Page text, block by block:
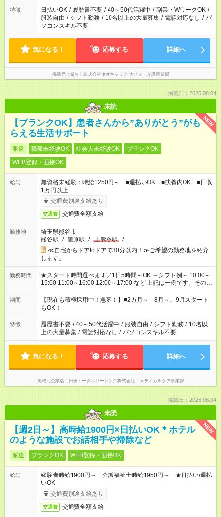
特徴 日払いOK / 履歴書不要 / 40～50代活躍中 / 副業・WワークOK /
服装自由 / シフト勤務 / 10名以上の大量募集 / 電話対応なし / パ
ソコンスキル不要
気になる！ 応募する 詳細へ
掲載元企業名 株式会社ネオキャリア ナイス！介護事業部
掲載日：2026.08.04
未読
NEW
【ブランクOK】患者さんから”ありがとう”がも
らえる生活サポート
派遣 職種未経験OK 社会人未経験OK
ブランクOK
WEB登録・面接OK
給与
無資格未経験：時給1250円～ ■週払いOK ■扶養内OK ■日収
1万円以上
交通費別途支給あり
交通費 交通費全額支給
勤務地
埼玉県熊谷市
熊谷駅 / 籠原駅 / 上熊谷駅 / …
≪自宅からドアtoドアで30分以内！≫ご希望の勤務地を紹介
します。
勤務時間
★スタート時間選べます／1日5時間～OK ～シフト例～ 10:00～
15:00 11:00～16:00 12:00～17:00 など 上記は一例です。その他
シフトもご相談ください。 ※Wワークの場合当社と合わせて法
定労働時間が週40時間を超えなければOKです。
期間
【現在も積極採用中！急募！】■2カ月～ 8月～、9月スタート
もOK！
特徴 履歴書不要 / 40～50代活躍中 / 服装自由 / シフト勤務 / 10名以
上の大量募集 / 電話対応なし / パソコンスキル不要
気になる！ 応募する 詳細へ
掲載元企業名 日研トータルソーシング株式会社 メディカルケア事業部
掲載日：2026.08.04
未読
NEW
【週2日～】高時給1900円×日払いOK＊ホテル
のような施設でお話相手や掃除など
派遣 ブランクOK WEB登録・面接OK
給与
経験者時給1900円～ 介護福祉士時給1950円～ ★日払い/週払
いOK
交通費別途支給あり
交通費 交通費全額支給